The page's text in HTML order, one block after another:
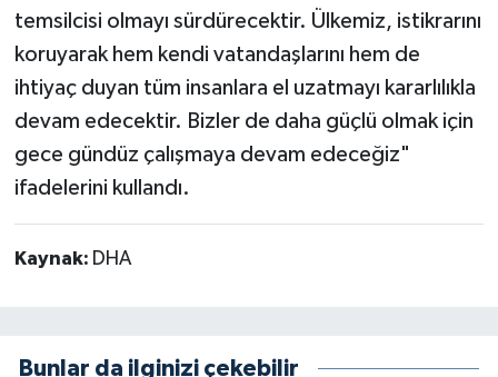
temsilcisi olmayı sürdürecektir. Ülkemiz, istikrarını
koruyarak hem kendi vatandaşlarını hem de
ihtiyaç duyan tüm insanlara el uzatmayı kararlılıkla
devam edecektir. Bizler de daha güçlü olmak için
gece gündüz çalışmaya devam edeceğiz"
ifadelerini kullandı.
Kaynak: DHA
Bunlar da ilginizi çekebilir